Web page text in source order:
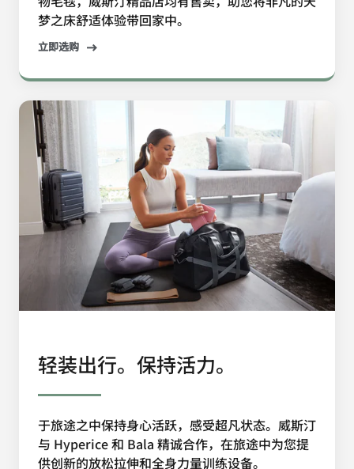
梦之床舒适体验带回家中。
立即选购
轻装出行。保持活力。
于旅途之中保持身心活跃，感受超凡状态。威斯汀
与 Hyperice 和 Bala 精诚合作，在旅途中为您提
供创新的放松拉伸和全身力量训练设备。